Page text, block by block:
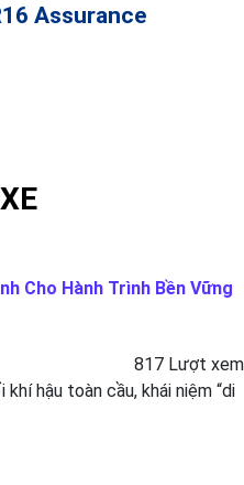
Assurance
Cho Hành Trình Bền Vững
817 Lượt xem
hậu toàn cầu, khái niệm “di